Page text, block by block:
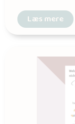
Læs mere